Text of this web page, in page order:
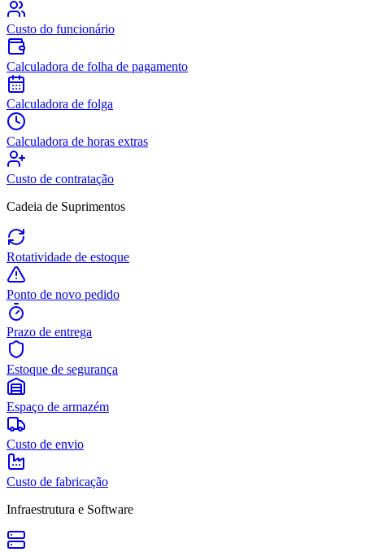
Custo do funcionário
Calculadora de folha de pagamento
Calculadora de folga
Calculadora de horas extras
Custo de contratação
Cadeia de Suprimentos
Rotatividade de estoque
Ponto de novo pedido
Prazo de entrega
Estoque de segurança
Espaço de armazém
Custo de envio
Custo de fabricação
Infraestrutura e Software